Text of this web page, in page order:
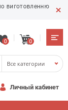
виготовленню
0 0
Все категории
Личный кабинет